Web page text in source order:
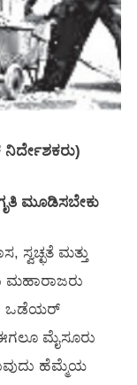
ಮೂಡಿಸಬೇಕು
ಸ್ವಚ್ಛತೆ ಮತ್ತು
ಮಹಾರಾಜರು
ಒಡೆಯರ್
ಮೈಸೂರು
ಹೆಮ್ಮೆಯ